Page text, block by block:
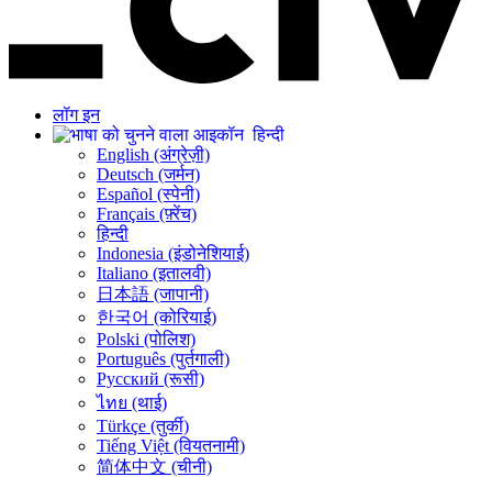
लॉग इन
हिन्दी
English (अंग्रेज़ी)
Deutsch (जर्मन)
Español (स्पेनी)
Français (फ़्रेंच)
हिन्दी
Indonesia (इंडोनेशियाई)
Italiano (इतालवी)
日本語 (जापानी)
한국어 (कोरियाई)
Polski (पोलिश)
Português (पुर्तगाली)
Русский (रूसी)
ไทย (थाई)
Türkçe (तुर्की)
Tiếng Việt (वियतनामी)
简体中文 (चीनी)